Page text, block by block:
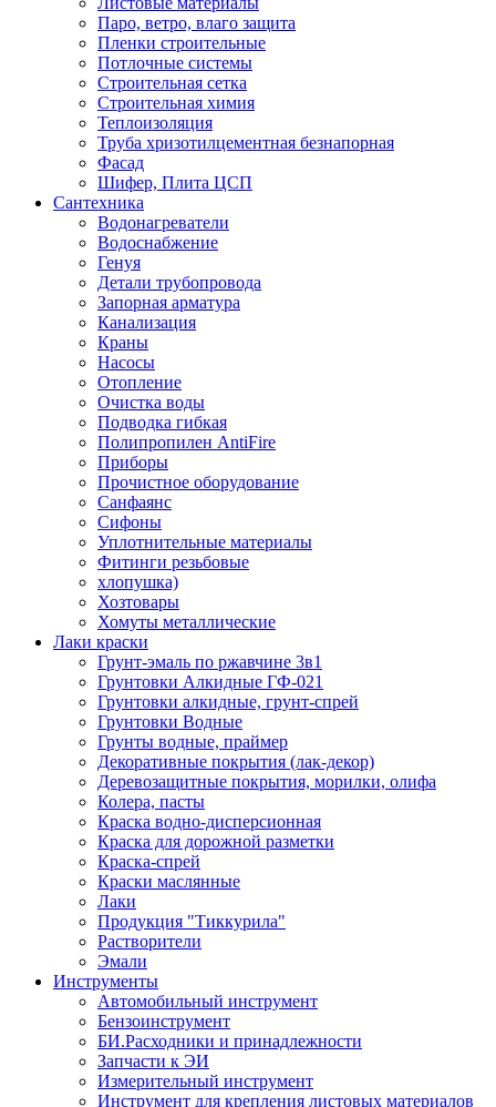
Паро, ветро, влаго защита
Пленки строительные
Потлочные системы
Строительная сетка
Строительная химия
Теплоизоляция
Труба хризотилцементная безнапорная
Фасад
Шифер, Плита ЦСП
Сантехника
Водонагреватели
Водоснабжение
Генуя
Детали трубопровода
Запорная арматура
Канализация
Краны
Насосы
Отопление
Очистка воды
Подводка гибкая
Полипропилен AntiFire
Приборы
Прочистное оборудование
Санфаянс
Сифоны
Уплотнительные материалы
Фитинги резьбовые
хлопушка)
Хозтовары
Хомуты металлические
Лаки краски
Грунт-эмаль по ржавчине 3в1
Грунтовки Алкидные ГФ-021
Грунтовки алкидные, грунт-спрей
Грунтовки Водные
Грунты водные, праймер
Декоративные покрытия (лак-декор)
Деревозащитные покрытия, морилки, олифа
Колера, пасты
Краска водно-дисперсионная
Краска для дорожной разметки
Краска-спрей
Краски маслянные
Лаки
Продукция "Тиккурила"
Растворители
Эмали
Инструменты
Автомобильный инструмент
Бензоинструмент
БИ.Расходники и принадлежности
Запчасти к ЭИ
Измерительный инструмент
Инструмент для крепления листовых материалов